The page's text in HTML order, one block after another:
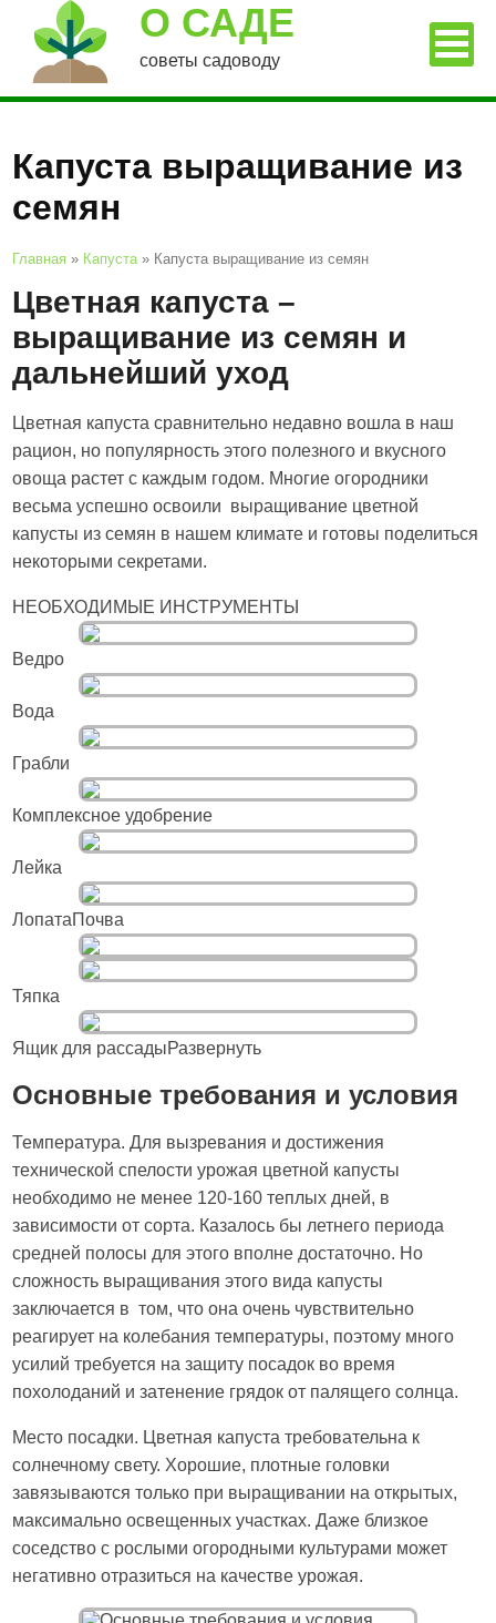
О САДЕ
советы садоводу
Капуста выращивание из
семян
Главная » Капуста» Капуста выращивание из семян
Цветная капуста –
выращивание из семян и
дальнейший уход
Цветная капуста сравнительно недавно вошла в наш
рацион, но популярность этого полезного и вкусного
овоща растет с каждым годом. Многие огородники
весьма успешно освоили выращивание цветной
капусты из семян в нашем климате и готовы поделиться
некоторыми секретами.
НЕОБХОДИМЫЕ ИНСТРУМЕНТЫ
Ведро
Вода
Грабли
Комплексное удобрение
Лейка
ЛопатаПочва
Тяпка
Ящик для рассадыРазвернуть
Основные требования и условия
Температура. Для вызревания и достижения
технической спелости урожая цветной капусты
необходимо не менее 120-160 теплых дней, в
зависимости от сорта. Казалось бы летнего периода
средней полосы для этого вполне достаточно. Но
сложность выращивания этого вида капусты
заключается в том, что она очень чувствительно
реагирует на колебания температуры, поэтому много
усилий требуется на защиту посадок во время
похолоданий и затенение грядок от палящего солнца.
Место посадки. Цветная капуста требовательна к
солнечному свету. Хорошие, плотные головки
завязываются только при выращивании на открытых,
максимально освещенных участках. Даже близкое
соседство с рослыми огородными культурами может
негативно отразиться на качестве урожая.